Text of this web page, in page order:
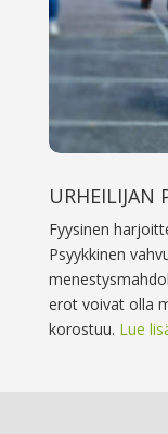
URHEILIJAN
Fyysinen
Psyykkinen
erot voivat olla
korostuu. Lue